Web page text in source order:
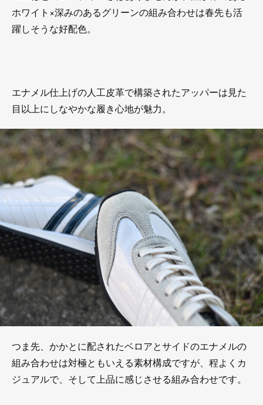
ホワイト×深みのあるグリーンの組み合わせは春先も活
躍しそうな好配色。
エナメル仕上げの人工皮革で構築されたアッパーは見た
目以上にしなやかな履き心地が魅力。
つま先、かかとに配されたベロアとサイドのエナメルの
組み合わせは対極ともいえる素材構成ですが、程よくカ
ジュアルで、そして上品に感じさせる組み合わせです。